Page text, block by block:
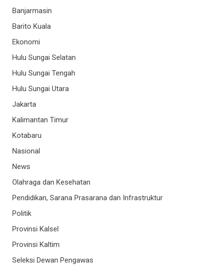
Banjarmasin
Barito Kuala
Ekonomi
Hulu Sungai Selatan
Hulu Sungai Tengah
Hulu Sungai Utara
Jakarta
Kalimantan Timur
Kotabaru
Nasional
News
Olahraga dan Kesehatan
Pendidikan, Sarana Prasarana dan Infrastruktur
Politik
Provinsi Kalsel
Provinsi Kaltim
Seleksi Dewan Pengawas